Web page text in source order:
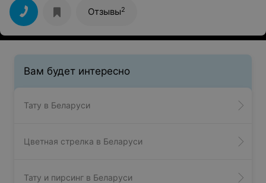
Отзывы2
Вам будет интересно
Тату в Беларуси
Цветная стрелка в Беларуси
Тату и пирсинг в Беларуси